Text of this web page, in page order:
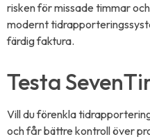
risken för missade timmar
modernt
färdig faktura.
Testa
Vill du förenkla
och får bättre kontroll över